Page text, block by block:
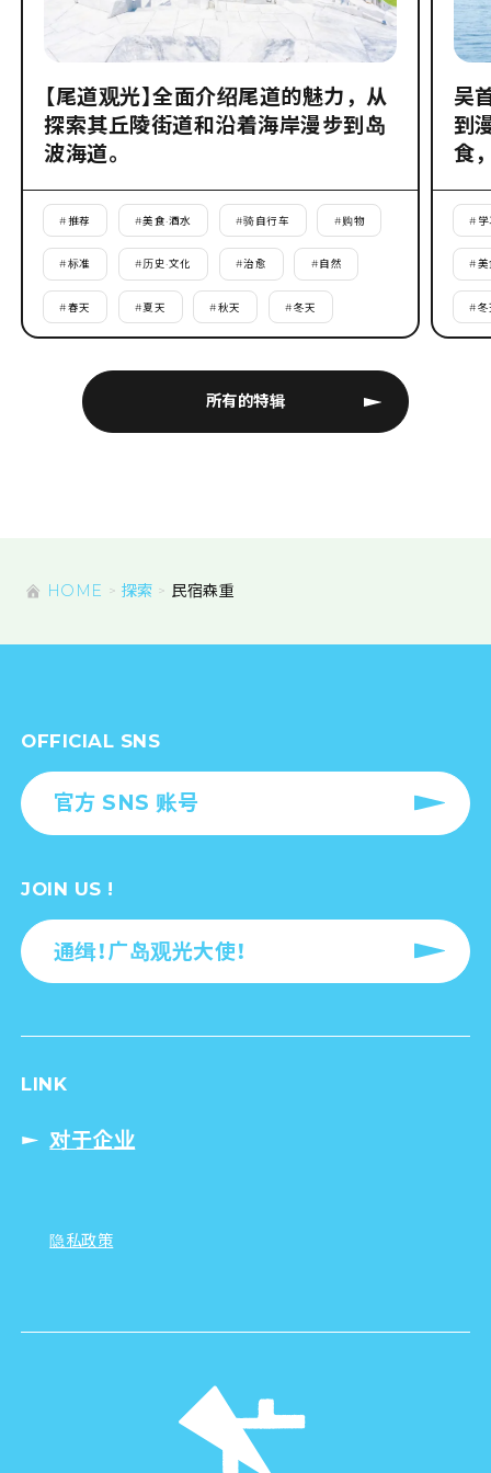
所有的特辑
【尾道观光】全面介绍尾道的魅力，从
探索其丘陵街道和沿着海岸漫步到岛
波海道。
#推荐 #美食·酒水 #骑自行车 #购物
#标准 #历史·文化 #治愈 #自然
#春天 #夏天 #秋天 #冬天
吴
到
食
# 学
#美
#冬
HOME 探索 民宿森重
OFFICIAL SNS
官方 SNS 账号
JOIN US !
通缉！广岛观光大使！
LINK
对于企业
隐私政策